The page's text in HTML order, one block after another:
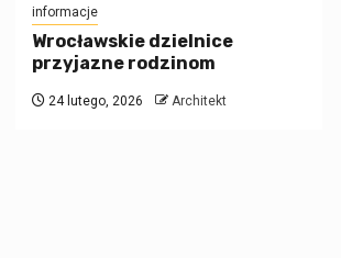
informacje
Wrocławskie dzielnice
przyjazne rodzinom
24 lutego, 2026 Architekt